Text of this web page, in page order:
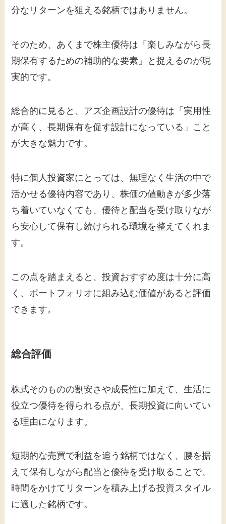
分なリターンを狙える銘柄ではありません。
そのため、あくまで株主優待は「楽しみながら長
期保有するための補助的な要素」と捉えるのが現
実的です。
総合的に見ると、アズ企画設計の優待は「実用性
が高く、長期保有を促す設計になっている」こと
が大きな魅力です。
特に個人投資家にとっては、無理なく生活の中で
活かせる優待内容であり、株価の値動きが多少落
ち着いていなくても、優待と配当を受け取りなが
ら安心して保有し続けられる環境を整えてくれま
す。
この点を踏まえると、投資おすすめ度は十分に高
く、ポートフォリオに組み込む価値があると評価
できます。
総合評価
株式そのものの割安さや成長性に加えて、生活に
役立つ優待を得られる点が、長期投資に向いてい
る理由になります。
短期的な売買で利益を追う銘柄ではなく、腰を据
えて保有しながら配当と優待を受け取ることで、
時間をかけてリターンを積み上げる投資スタイル
に適した銘柄です。